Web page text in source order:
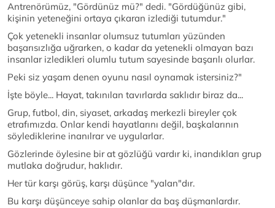
Antrenörümüz, "Gördünüz mü?" dedi. "Gördüğünüz gibi,
kişinin yeteneğini ortaya çıkaran izlediği tutumdur."
Çok yetenekli insanlar olumsuz tutumları yüzünden
başarısızlığa uğrarken, o kadar da yetenekli olmayan bazı
insanlar izledikleri olumlu tutum sayesinde başarılı olurlar.
Peki siz yaşam denen oyunu nasıl oynamak istersiniz?"
İşte böyle... Hayat, takınılan tavırlarda saklıdır biraz da...
Grup, futbol, din, siyaset, arkadaş merkezli bireyler çok
etrafımızda. Onlar kendi hayatlarını değil, başkalarının
söylediklerine inanılrar ve uygularlar.
Gözlerinde öylesine bir at gözlüğü vardır ki, inandıkları grup
mutlaka doğrudur, haklıdır.
Her tür karşı görüş, karşı düşünce "yalan"dır.
Bu karşı düşünceye sahip olanlar da baş düşmanlardır.